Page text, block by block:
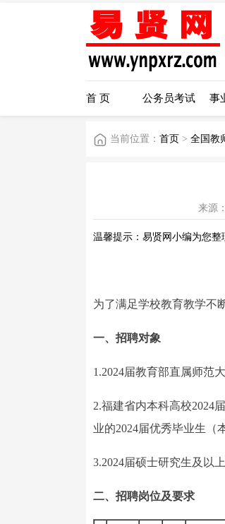
首 页 公务员考试 事
当前位置： 首页 > 全国教
来源
温馨提示：易贤网小编为您整
为了满足学校教育教学不
一、招聘对象
1.2024届教育部直属师范
2.福建省内本科高校2024
业的2024届优秀毕业生（
3.2024届硕士研究生及以上
二、招聘岗位及要求